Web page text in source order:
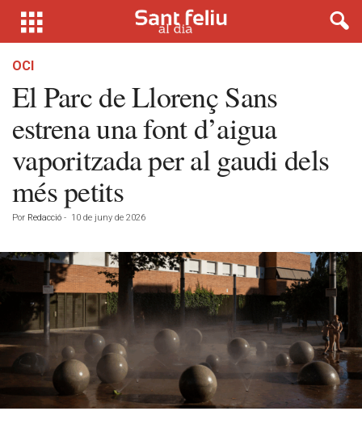
OCI
El Parc de Llorenç Sans
estrena una font d’aigua
vaporitzada per al gaudi dels
més petits
Por Redacció - 10 de juny de 2026